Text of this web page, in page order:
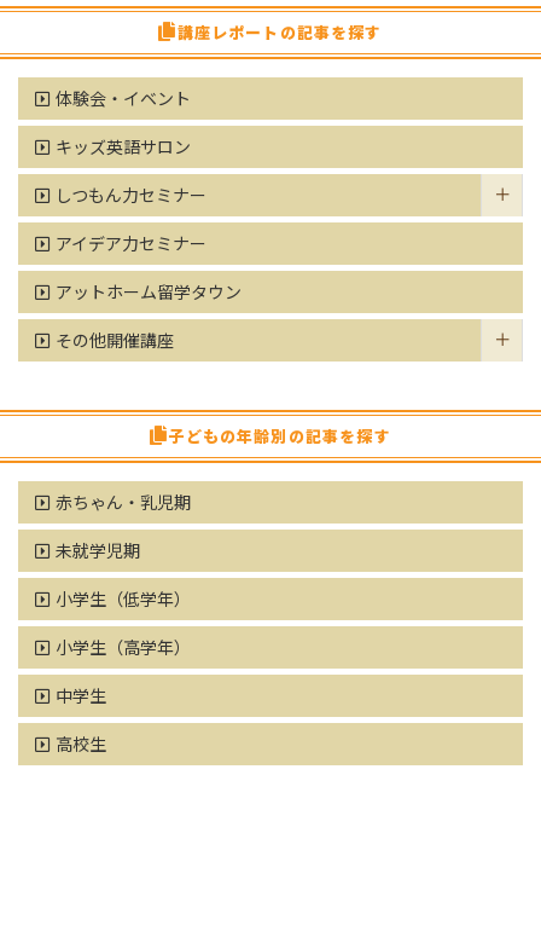
講座レポートの記事を探す
体験会・イベント
キッズ英語サロン
しつもん力セミナー
アイデア力セミナー
アットホーム留学タウン
その他開催講座
子どもの年齢別の記事を探す
赤ちゃん・乳児期
未就学児期
小学生（低学年）
小学生（高学年）
中学生
高校生